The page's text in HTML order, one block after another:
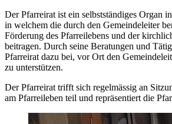
Der Pfarreirat ist ein selbstständiges Organ
in welchem die durch den Gemeindeleiter
Förderung des Pfarreilebens und der
beitragen. Durch seine Beratungen und
Pfarreirat dazu bei, vor Ort den
zu unterstützen.
Der Pfarreirat trifft sich regelmässig an
am Pfarreileben teil und repräsentiert die